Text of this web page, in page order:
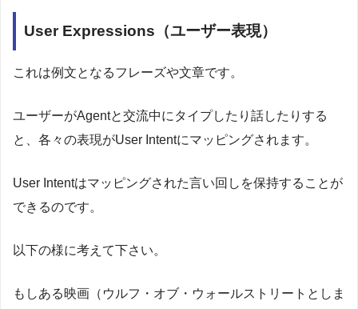
User Expressions（ユーザー表現）
これは例文となるフレーズや文章です。
ユーザーがAgentと交流中にタイプしたり話したりする
と、各々の表現がUser Intentにマッピングされます。
User Intentはマッピングされた言い回しを保持することが
できるのです。
以下の様に考えて下さい。
もしある映画（ウルフ・オブ・ウォールストリートとしま